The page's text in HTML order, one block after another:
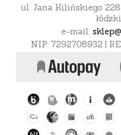
ul. Jana Kilińskiego
e-mail:
NIP: 7292708932 |